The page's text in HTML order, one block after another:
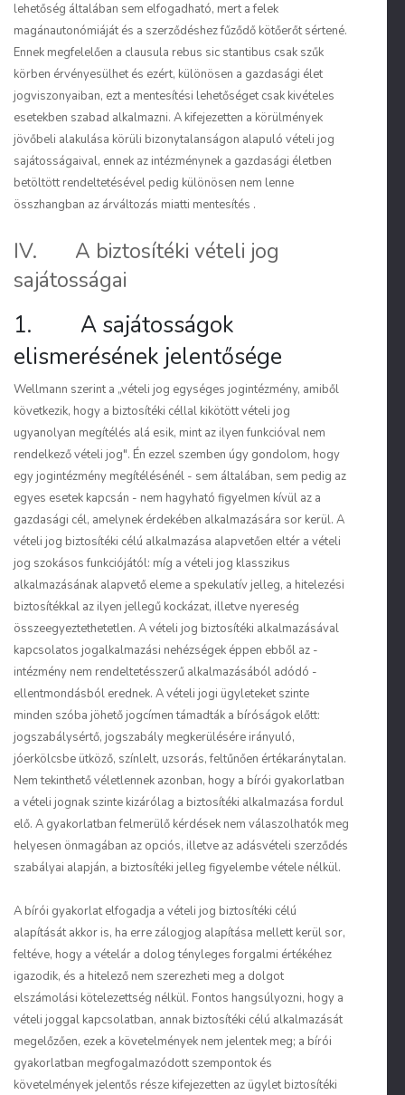
lehetőség általában sem elfogadható, mert a felek
magánautonómiáját és a szerződéshez fűződő kötőerőt sértené.
Ennek megfelelően a clausula rebus sic stantibus csak szűk
körben érvényesülhet és ezért, különösen a gazdasági élet
jogviszonyaiban, ezt a mentesítési lehetőséget csak kivételes
esetekben szabad alkalmazni. A kifejezetten a körülmények
jövőbeli alakulása körüli bizonytalanságon alapuló vételi jog
sajátosságaival, ennek az intézménynek a gazdasági életben
betöltött rendeltetésével pedig különösen nem lenne
összhangban az árváltozás miatti mentesítés .
IV. A biztosítéki vételi jog
sajátosságai
1. A sajátosságok
elismerésének jelentősége
Wellmann szerint a „vételi jog egységes jogintézmény, amiből
következik, hogy a biztosítéki céllal kikötött vételi jog
ugyanolyan megítélés alá esik, mint az ilyen funkcióval nem
rendelkező vételi jog". Én ezzel szem­ben úgy gondolom, hogy
egy jogintézmény megítélésénél - sem általában, sem pedig az
egyes esetek kapcsán - nem hagyható figyelmen kívül az a
gazdasági cél, amelynek érdekében alkalmazására sor kerül. A
vételi jog biztosítéki célú alkalmazása alapvetően eltér a vételi
jog szokásos funkciójától: míg a vételi jog klasszikus
alkalmazásának alapvető eleme a spekulatív jelleg, a hitelezési
biztosítékkal az ilyen jellegű kockázat, illetve nyereség
összeegyeztethetetlen. A vételi jog biztosítéki alkalmazásával
kapcsolatos jogalkalmazási nehézségek éppen ebből az -
intézmény nem rendeltetésszerű alkalmazásából adódó -
ellentmondásból erednek. A vételi jogi ügyleteket szinte
minden szóba jöhető jogcímen támadták a bíróságok előtt:
jogszabálysértő, jogszabály megkerülésére irányuló,
jóerkölcsbe ütköző, színlelt, uzsorás, feltűnően értékaránytalan.
Nem tekinthető véletlennek azonban, hogy a bírói gyakorlatban
a vételi jognak szinte kizárólag a biztosítéki alkalmazása fordul
elő. A gyakorlatban felmerülő kérdések nem válaszolhatók meg
helyesen önmagában az opciós, illetve az adásvételi szerződés
szabályai alapján, a biztosítéki jelleg figyelembe vétele nélkül.
A bírói gyakorlat elfogadja a vételi jog biztosítéki célú
alapítását akkor is, ha erre zálogjog alapítása mellett kerül sor,
feltéve, hogy a vételár a dolog tényleges forgalmi értékéhez
igazodik, és a hitelező nem szerezheti meg a dolgot
elszámolási kötelezettség nélkül. Fontos hangsúlyozni, hogy a
vételi joggal kapcsolatban, annak biztosítéki célú alkalmazását
megelőzően, ezek a követelmények nem jelentek meg; a bírói
gyakorlatban megfogalmazódott szempontok és
követelmények jelentős része kifejezetten az ügylet biztosítéki